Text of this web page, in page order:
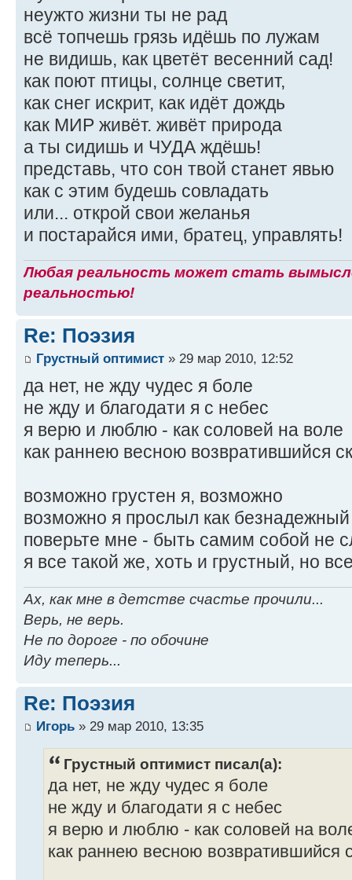
неужто жизни ты не рад
всё топчешь грязь идёшь по лужам
не видишь, как цветёт весенний сад!
как поют птицы, солнце светит,
как снег искрит, как идёт дождь
как МИР живёт. живёт природа
а ты сидишь и ЧУДА ждёшь!
представь, что сон твой станет явью
как с этим будешь совладать
или... открой свои желанья
и постарайся ими, братец, управлять!
Любая реальность может стать
реальностью!
Re: Поэзия
Грустный оптимист » 29 мар 2010, 12:52
да нет, не жду чудес я боле
не жду и благодати я с небес
я верю и люблю - как соловей на воле
как раннею весною возвратившийся
возможно грустен я, возможно
возможно я прослыл как
поверьте мне - быть самим собой не
я все такой же, хоть и грустный, но
Ах, как мне в детстве счастье прочили...
Верь, не верь.
Не по дороге - по обочине
Иду теперь...
Re: Поэзия
Игорь » 29 мар 2010, 13:35
Грустный оптимист писал(а):
да нет, не жду чудес я боле
не жду и благодати я с небес
я верю и люблю - как соловей на
как раннею весною возвратившийся